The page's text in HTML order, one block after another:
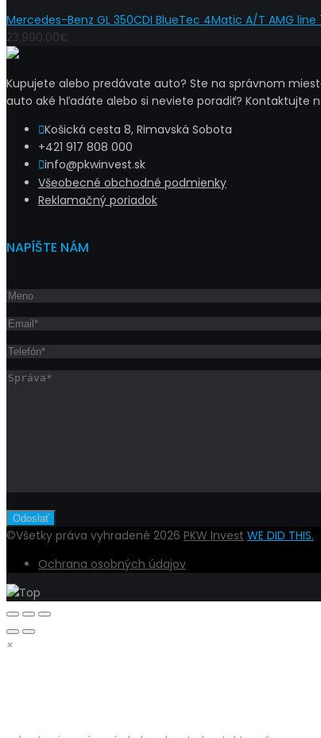
Mercedes-Benz GL 350CDI BlueTec 4Matic A/T AMG line
23,990.00€
Kupujete alebo predávate auto? Ste na správnom
auto aké hľadáte alebo si neviete poradiť? Kontaktujte
Košická cesta 8, Rimavská Sobota
+421 917 808 000
info@pkwinvest.sk
Všeobecné obchodné podmienky
Reklamačný poriadok
NAPÍŠTE NÁM
©Všetky práva vyhradené 2026 PKW Invest WE DID THIS.
Ochrana osobných údajov
×